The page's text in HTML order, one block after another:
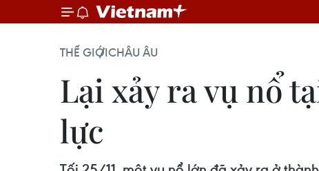
THẾ GIỚICHÂU ÂU
Lại xảy ra vụ nổ
lực